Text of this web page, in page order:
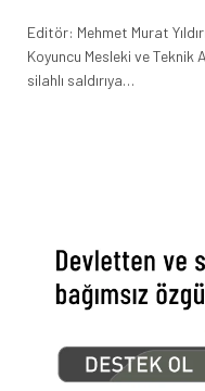
Editör: Mehmet Murat
Koyuncu Mesleki ve
silahlı saldırıya…